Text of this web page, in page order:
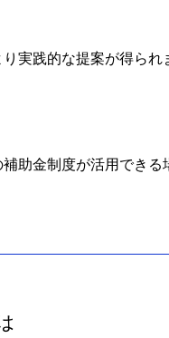
実践的な提案が得られ
助金制度が活用でき